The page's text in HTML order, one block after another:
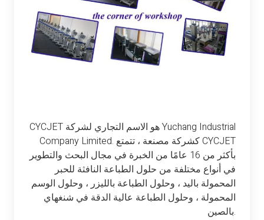
CYCJET هو الاسم التجاري لشركة Yuchang Industrial
Company Limited. كشركة مصنعة ، تتمتع CYCJET
بأكثر من 16 عامًا من الخبرة في مجال البحث والتطوير
في أنواع مختلفة من حلول الطباعة النافثة للحبر
المحمولة باليد ، وحلول الطباعة بالليزر ، وحلول الوسم
المحمولة ، وحلول الطباعة عالية الدقة في شنغهاي
بالصين.